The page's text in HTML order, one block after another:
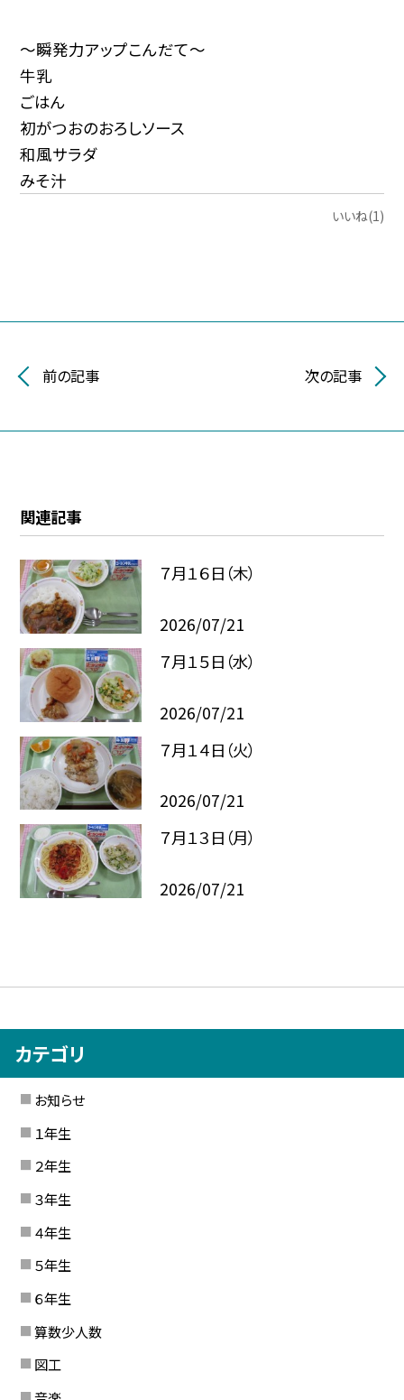
～瞬発力アップこんだて～
牛乳
ごはん
初がつおのおろしソース
和風サラダ
みそ汁
いいね(1)
前の記事 次の記事
関連記事
７月１６日（木）
2026/07/21
７月１５日（水）
2026/07/21
７月１４日（火）
2026/07/21
７月１３日（月）
2026/07/21
カテゴリ
お知らせ
１年生
２年生
３年生
４年生
５年生
６年生
算数少人数
図工